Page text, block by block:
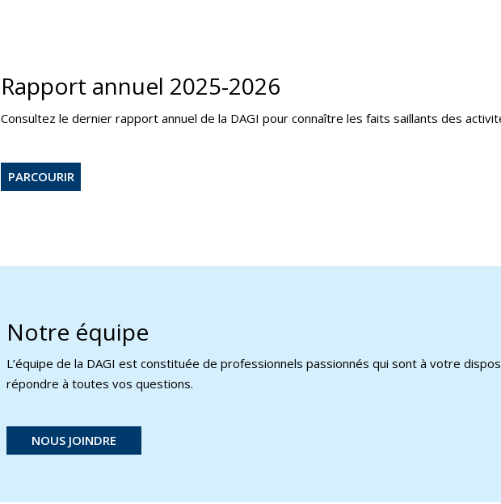
Rapport annuel 2025-2026
Consultez le dernier rapport annuel de la DAGI pour connaître les faits saillants des
PARCOURIR
Notre équipe
L’équipe de la DAGI est constituée de professionnels passionnés qui sont à votre
répondre à toutes vos questions.
NOUS JOINDRE